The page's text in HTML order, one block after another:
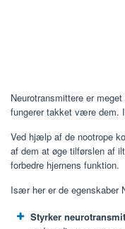
Neurotransmittere er
fungerer takket være dem.
Ved hjælp af de nootrope
af dem at øge tilførslen af
forbedre hjernens funktion.
Især her er de egenskaber
Styrker